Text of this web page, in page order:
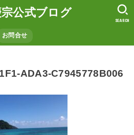
公式ブログ
お問合せ
SEARCH
ADA3-C7945778B006